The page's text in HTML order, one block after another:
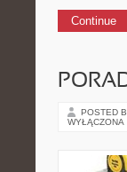
Continue
POSTED
WYŁĄCZONA